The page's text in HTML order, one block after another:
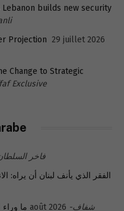
builds new security
Projection 29 juillet 2026
Change to Strategic
Exclusive
فاخر
الفقر الذي يأنف لبنان أن يراه:
ما 6 août 2026 شفاف-